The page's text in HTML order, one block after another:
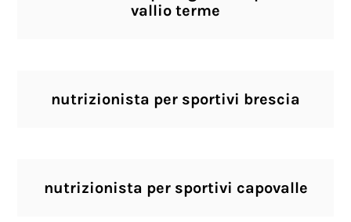
vallio terme
nutrizionista per sportivi brescia
nutrizionista per sportivi capovalle